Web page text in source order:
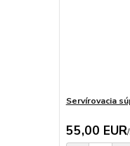
Servírovacia
55,00 EUR/